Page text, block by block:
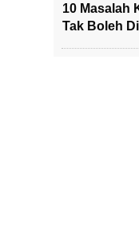
10 Masalah
Tak Boleh